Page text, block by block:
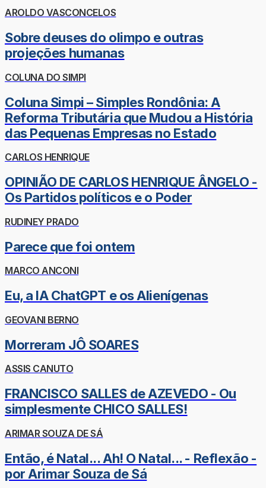
AROLDO VASCONCELOS
Sobre deuses do olimpo e outras
projeções humanas
COLUNA DO SIMPI
Coluna Simpi – Simples Rondônia: A
Reforma Tributária que Mudou a História
das Pequenas Empresas no Estado
CARLOS HENRIQUE
OPINIÃO DE CARLOS HENRIQUE ÂNGELO -
Os Partidos políticos e o Poder
RUDINEY PRADO
Parece que foi ontem
MARCO ANCONI
Eu, a IA ChatGPT e os Alienígenas
GEOVANI BERNO
Morreram JÔ SOARES
ASSIS CANUTO
FRANCISCO SALLES de AZEVEDO - Ou
simplesmente CHICO SALLES!
ARIMAR SOUZA DE SÁ
Então, é Natal... Ah! O Natal... - Reflexão -
por Arimar Souza de Sá